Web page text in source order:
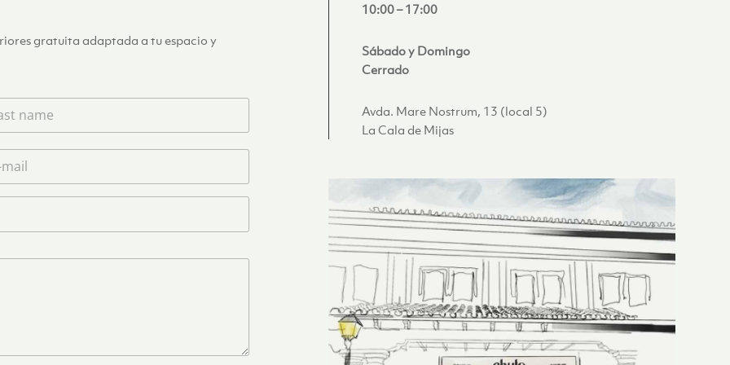
gratuita adaptada a tu espacio y
10:00 – 17:00
Sábado y Domingo
Cerrado
Avda. Mare Nostrum, 13 (local 5)
La Cala de Mijas